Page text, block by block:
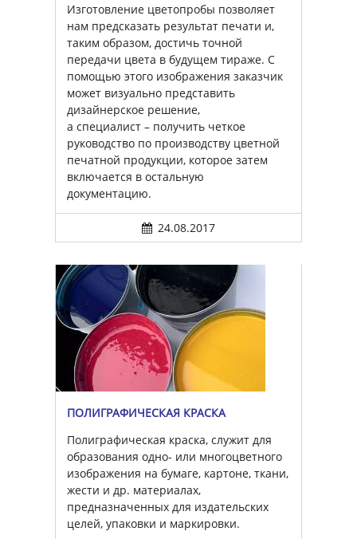
Изготовление цветопробы позволяет
нам предсказать результат печати и,
таким образом, достичь точной
передачи цвета в будущем тираже. С
помощью этого изображения заказчик
может визуально представить
дизайнерское решение,
а специалист – получить четкое
руководство по производству цветной
печатной продукции, которое затем
включается в остальную
документацию.
24.08.2017
ПОЛИГРАФИЧЕСКАЯ КРАСКА
Полиграфическая краска, служит для
образования одно- или многоцветного
изображения на бумаге, картоне, ткани,
жести и др. материалах,
предназначенных для издательских
целей, упаковки и маркировки.